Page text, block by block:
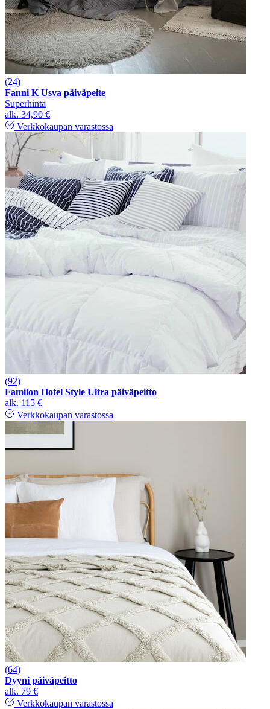
(24)
Fanni K Usva päiväpeite
Superhinta
alk. 34,90 €
Verkkokaupan varastossa
(92)
Familon Hotel Style Ultra päiväpeitto
alk. 115 €
Verkkokaupan varastossa
(64)
Dyyni päiväpeitto
alk. 79 €
Verkkokaupan varastossa